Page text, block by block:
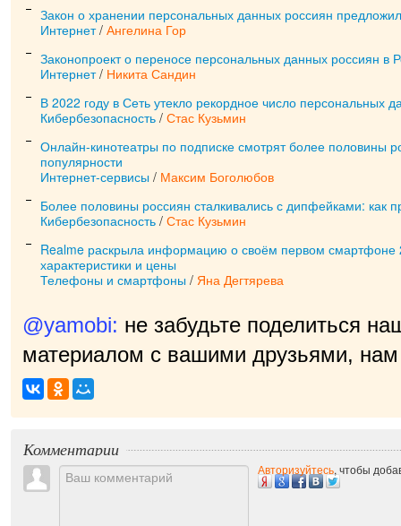
Закон о хранении персональных данных россиян
Интернет/ Ангелина Гор
Законопроект о переносе персональных данных россиян в
Интернет/ Никита Сандин
В 2022 году в Сеть утекло рекордное число персональных
Кибербезопасность / Стас Кузьмин
Онлайн-кинотеатры по подписке смотрят более половины
популярности
Интернет-сервисы / Максим Боголюбов
Более половины россиян сталкивались с дипфейками: как
Кибербезопасность / Стас Кузьмин
Realme раскрыла информацию о своём первом смартфоне
характеристики и цены
Телефоны и смартфоны / Яна Дегтярева
@yamobi: не забудьте поделиться
материалом с вашими друзьями, нам
Комментарии
Авторизуйтесь, чтобы